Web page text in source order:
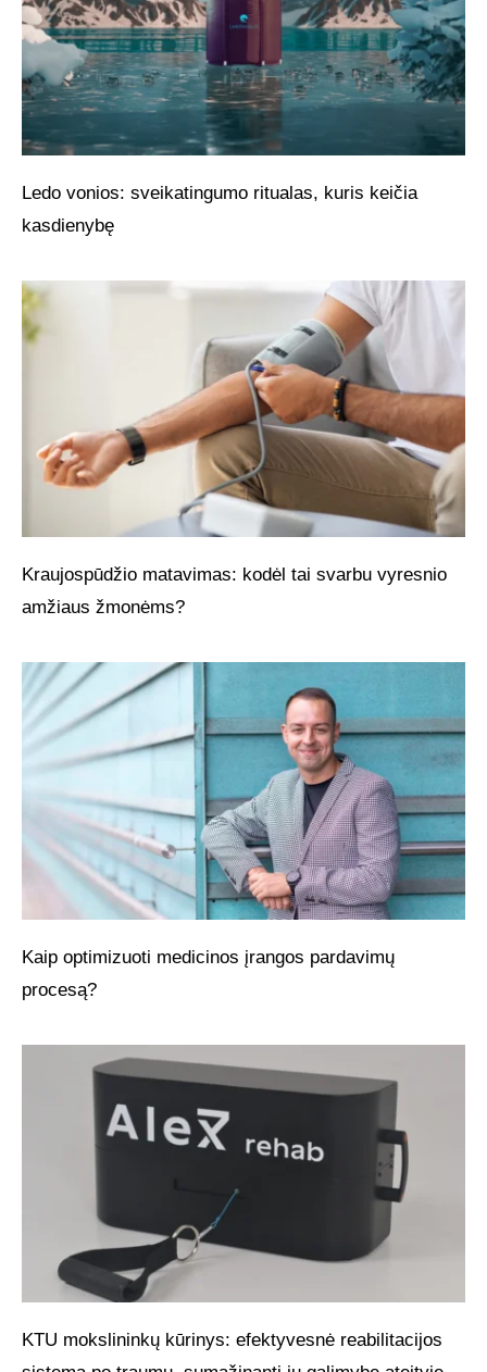
Ledo vonios: sveikatingumo ritualas, kuris keičia
kasdienybę
Kraujospūdžio matavimas: kodėl tai svarbu vyresnio
amžiaus žmonėms?
Kaip optimizuoti medicinos įrangos pardavimų
procesą?
KTU mokslininkų kūrinys: efektyvesnė reabilitacijos